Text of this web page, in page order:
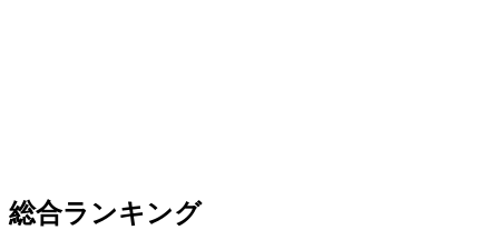
総合ランキング